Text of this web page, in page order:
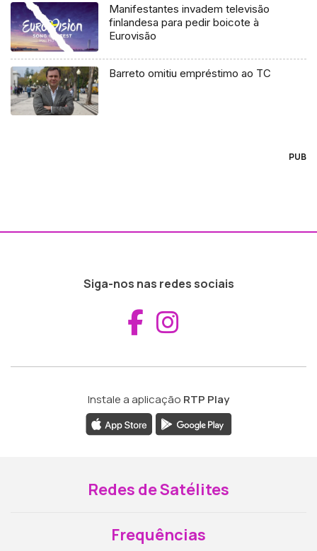
Manifestantes invadem televisão
finlandesa para pedir boicote à
Eurovisão
Barreto omitiu empréstimo ao TC
PUB
Siga-nos nas redes sociais
Aceder ao
Instale a aplicação RTP Play
Redes de Satélites
Frequências